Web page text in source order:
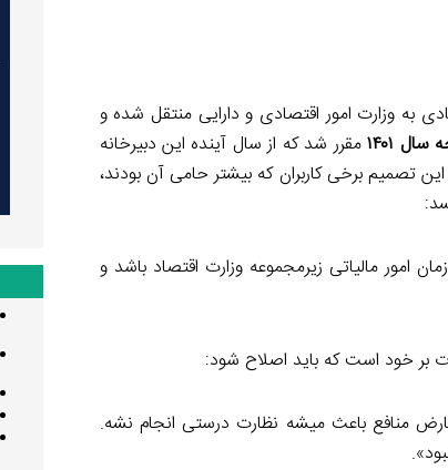
به وزارت امور اقتصادی و دارایی منتقل شده و
۱۴۰۱
مقرر شد که از سال آینده این دبیرخانه
برخی کاربران که بیشتر حامی آن بودند،
امور مالیاتی زیرمجموعه وزارت اقتصاد باشد و
بر خود است که باید اصلاح شود:
منافع باعث میشه نظارت درستی انجام نشه.